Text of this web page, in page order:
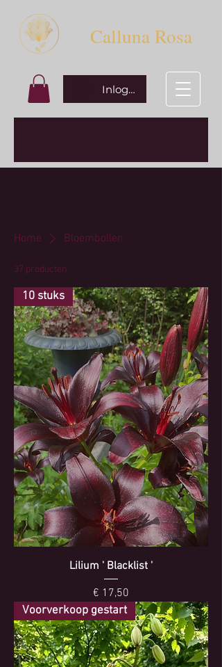
Inloggen
Calluna Rosa
Home Bloembollen
37 producten
10 stuks
Lilium ' Blacklist '
Prijs
€ 17,50
Voorverkoop gestart